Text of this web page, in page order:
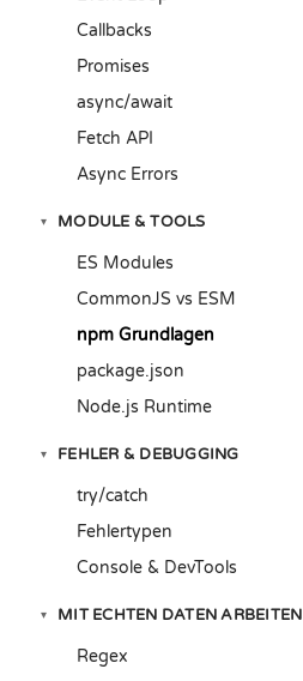
Callbacks
Promises
async/await
Fetch API
Async Errors
▾ MODULE & TOOLS
ES Modules
CommonJS vs ESM
npm Grundlagen
package.json
Node.js Runtime
▾ FEHLER & DEBUGGING
try/catch
Fehlertypen
Console & DevTools
▾ MIT ECHTEN DATEN ARBEITEN
Regex